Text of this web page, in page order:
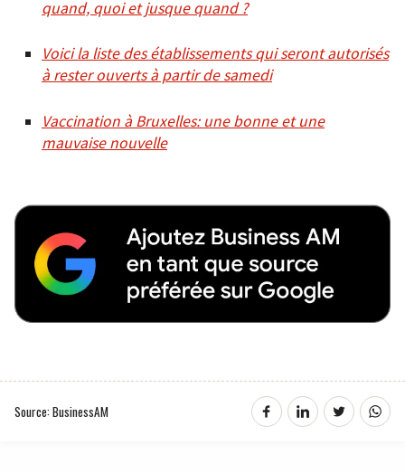
quand, quoi et jusque quand ?
Voici la liste des établissements qui seront autorisés
à rester ouverts à partir de samedi
Vaccination à Bruxelles: une bonne et une
mauvaise nouvelle
Source: BusinessAM